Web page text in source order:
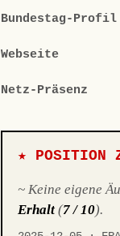
Bundestag-Profil
Webseite
Netz-Präsenz
★ POSITION
~ Keine eigene
Erhalt (7 / 10).